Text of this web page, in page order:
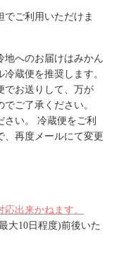
でご利用いただけま
地へのお届けはみかん
蔵便を推奨します。
でお送りして、万が
ご了承ください。
い。 冷蔵便をご利
、再度メールにて変更
出来かねます。
大10日程度)前後いた